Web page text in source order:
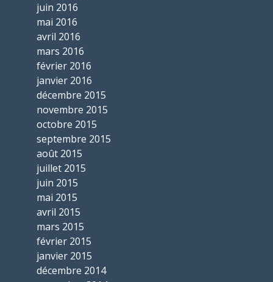
juin 2016
mai 2016
avril 2016
mars 2016
février 2016
janvier 2016
décembre 2015
novembre 2015
octobre 2015
septembre 2015
août 2015
juillet 2015
juin 2015
mai 2015
avril 2015
mars 2015
février 2015
janvier 2015
décembre 2014